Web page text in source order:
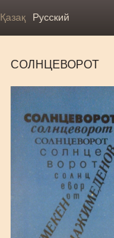
Қазақ Русский
СОЛНЦЕВОРОТ